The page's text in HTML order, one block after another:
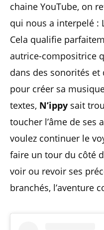
chaine YouTube, on
qui nous a interpelé :
Cela qualifie
autrice-compositrice
dans des sonorités et
pour créer sa
textes, N’ippy sait
toucher l’âme de ses
voulez continuer le
faire un tour du côté
voir ou revoir ses
branchés, l’aventure